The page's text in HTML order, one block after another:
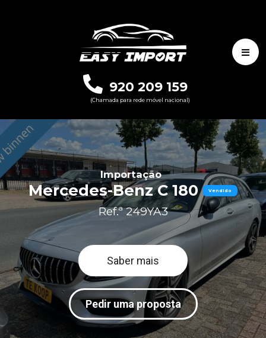
920 209 159
(Chamada para rede móvel nacional)
Importação
Mercedes-Benz C 180 Vendido
Ref.ª 249YA3
Saber mais
Pedir uma proposta